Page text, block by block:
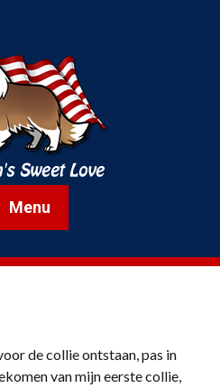
Menu
de collie ontstaan, pas in
van mijn eerste collie,